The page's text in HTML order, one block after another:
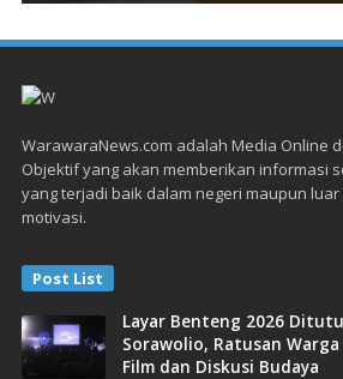
WarawaraNews.com adalah Media Online
Objektif yang akan memberikan informasi
yang terjadi baik dalam negeri maupun
motivasi.
Post List
Layar Benteng 2026
Sorawolio, Ratusan
Film dan Diskusi Budaya